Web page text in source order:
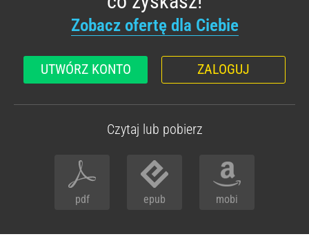
Zobacz ofertę dla Ciebie
UTWÓRZ KONTO ZALOGUJ
Czytaj lub pobierz
pdf epub mobi